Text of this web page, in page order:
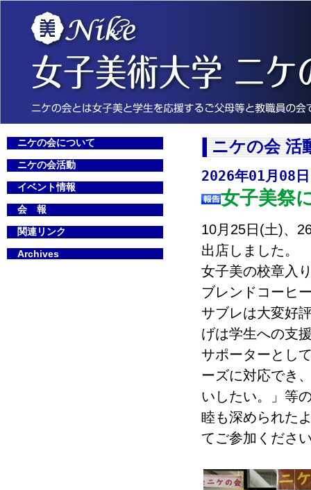
ニケの会について
ニケの会活動
イベント情報
会 報
関連リンク
Archives
ニケの会 活
2026年01月08日
女子美祭
10月25日(土)、
出店しました。
女子美の校章入
ブレンドコーヒ
サブレは大変好
げは学生への支
サポーターとし
ーズに対応でき
いしたい。」等
睦も深められた
てご参加くださ